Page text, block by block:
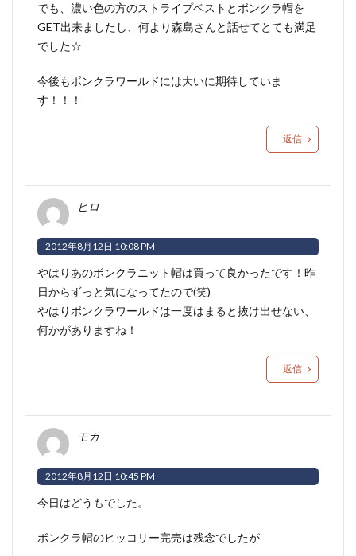
でも、濃い色の方のストライプベストとボンクラ帽を
GET出来ましたし、何より森島さんと話せてとても満足
でした☆
今後もボンクラワールドには大いに期待していま
す！！！
返信
ヒロ
2012年8月12日 10:08 PM
やはりあのボンクラニット帽は買って良かったです！昨
日からずっと気になってたので(笑)
やはりボンクラワールドは一度はまると抜け出せない、
何かがありますね！
返信
モカ
2012年8月12日 10:45 PM
今日はどうもでした。
ボンクラ帽のヒッコリー完売は残念でしたが